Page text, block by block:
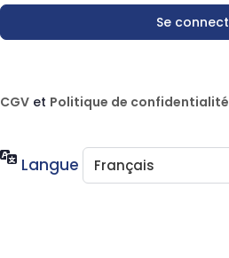
CGV et Politique de confidentialité
Langue